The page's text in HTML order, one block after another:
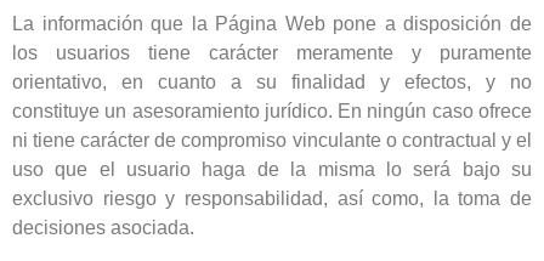
La información que la Página Web pone a disposición de
los usuarios tiene carácter meramente y puramente
orientativo, en cuanto a su finalidad y efectos, y no
constituye un asesoramiento jurídico. En ningún caso ofrece
ni tiene carácter de compromiso vinculante o contractual y el
uso que el usuario haga de la misma lo será bajo su
exclusivo riesgo y responsabilidad, así como, la toma de
decisiones asociada.